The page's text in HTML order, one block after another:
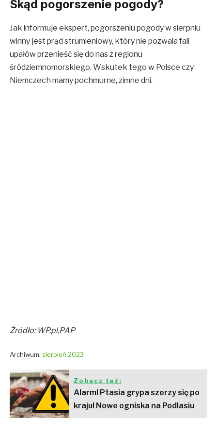
Skąd pogorszenie pogody?
Jak informuje ekspert, pogorszeniu pogody w sierpniu
winny jest prąd strumieniowy, który nie pozwala fali
upałów przenieść się do nas z regionu
śródziemnomorskiego. Wskutek tego w Polsce czy
Niemczech mamy pochmurne, zimne dni.
Źródło: WP.pl,PAP
Archiwum: sierpień 2023
Zobacz też:
Alarm! Ptasia grypa szerzy się po
kraju! Nowe ogniska na Podlasiu